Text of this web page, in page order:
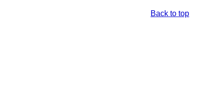
Back to top